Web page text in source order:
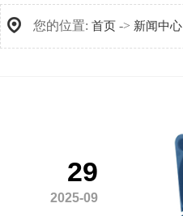
您的位置: 首页 -> 新闻中心
29
2025-09